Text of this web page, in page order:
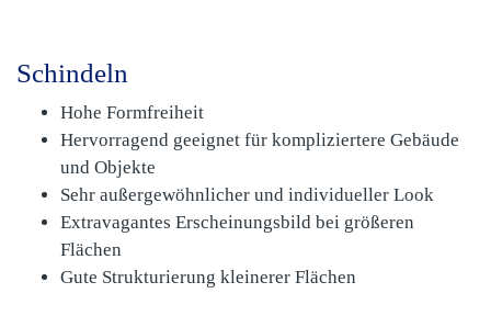
Schindeln
Hohe Formfreiheit
Hervorragend geeignet für kompliziertere Gebäude
und Objekte
Sehr außergewöhnlicher und individueller Look
Extravagantes Erscheinungsbild bei größeren
Flächen
Gute Strukturierung kleinerer Flächen